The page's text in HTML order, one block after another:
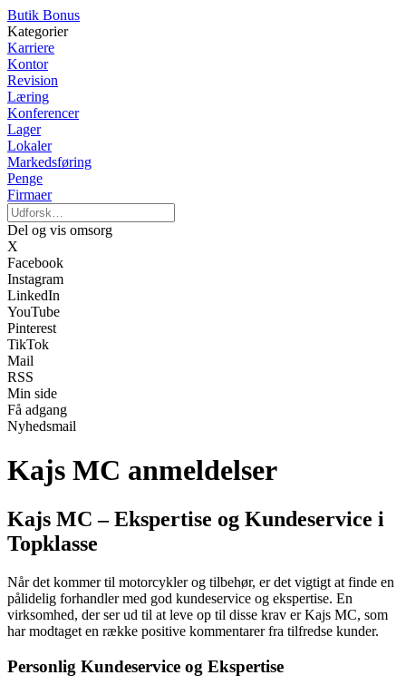
Butik Bonus
Kategorier
Karriere
Kontor
Revision
Læring
Konferencer
Lager
Lokaler
Markedsføring
Penge
Firmaer
Del og vis omsorg
X
Facebook
Instagram
LinkedIn
YouTube
Pinterest
TikTok
Mail
RSS
Min side
Få adgang
Nyhedsmail
Kajs MC anmeldelser
Kajs MC – Ekspertise og Kundeservice i
Topklasse
Når det kommer til motorcykler og tilbehør, er det vigtigt at finde en
pålidelig forhandler med god kundeservice og ekspertise. En
virksomhed, der ser ud til at leve op til disse krav er Kajs MC, som
har modtaget en række positive kommentarer fra tilfredse kunder.
Personlig Kundeservice og Ekspertise